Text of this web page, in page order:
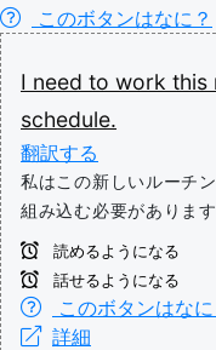
このボタンはなに？
I need to work this
schedule.
翻訳する
私はこの新しいルーチ
組み込む必要があります
読めるようになる
話せるようになる
このボタンはなに
詳細